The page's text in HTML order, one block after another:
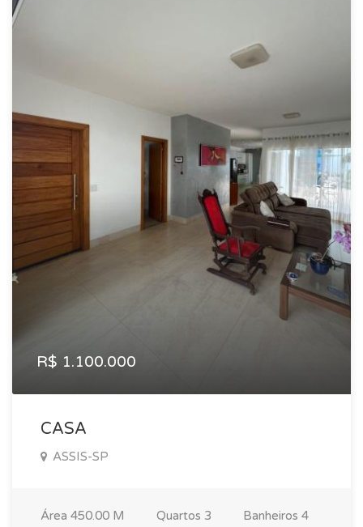
R$ 1.100.000
CASA
ASSIS-SP
Área 450.00 M Quartos 3 Banheiros 4